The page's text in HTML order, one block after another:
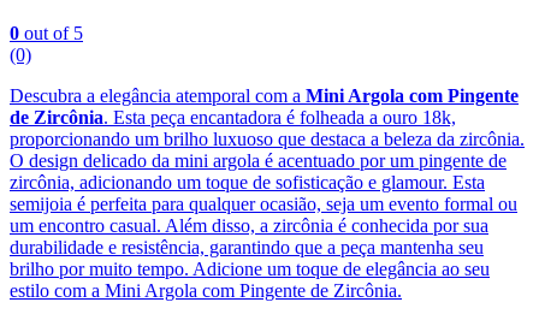
0 out of 5
(0)
Descubra a elegância atemporal com a Mini Argola com Pingente
de Zircônia. Esta peça encantadora é folheada a ouro 18k,
proporcionando um brilho luxuoso que destaca a beleza da zircônia.
O design delicado da mini argola é acentuado por um pingente de
zircônia, adicionando um toque de sofisticação e glamour. Esta
semijoia é perfeita para qualquer ocasião, seja um evento formal ou
um encontro casual. Além disso, a zircônia é conhecida por sua
durabilidade e resistência, garantindo que a peça mantenha seu
brilho por muito tempo. Adicione um toque de elegância ao seu
estilo com a Mini Argola com Pingente de Zircônia.